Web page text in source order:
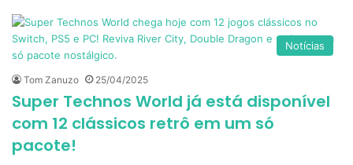
Notícias
Tom Zanuzo 25/04/2025
Super Technos World já está disponível
com 12 clássicos retrô em um só
pacote!